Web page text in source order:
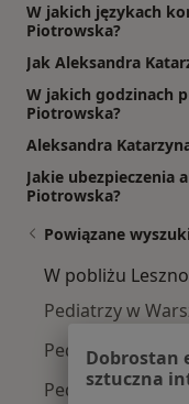
W jakich językach
Piotrowska?
Jak Aleksandra
W jakich godzinach
Piotrowska?
Aleksandra
Jakie ubezpieczenia
Piotrowska?
Powiązane
W pobliżu
Pediatrzy w
Pediatrzy w
Pediatrzy w
Dobrostan
sztuczna